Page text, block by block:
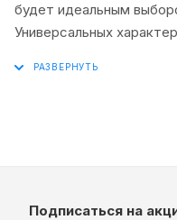
будет идеальным
Универсальных
Подписаться на